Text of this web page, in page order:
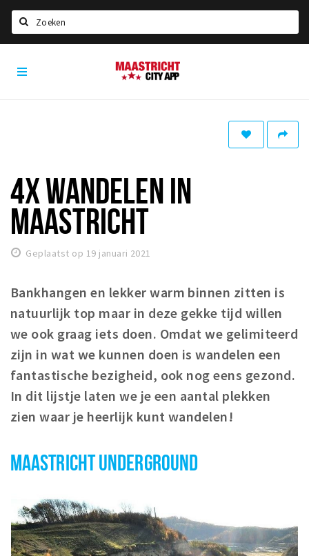
Home
Eten
Drinken
Slapen
Winkels
Winkelgebieden
Parkeren
Bezienswaardigheden
Musea, theaters & podia
Toeristische routes
Natuurgebieden
Baroniepoorten
Sport
Maastricht
City
4X WANDELEN IN
MAASTRICHT
Geplaatst op 19 januari 2021
Bankhangen en lekker warm binnen zitten is
natuurlijk top maar in deze gekke tijd willen
we ook graag iets doen. Omdat we gelimiteerd
zijn in wat we kunnen doen is wandelen een
fantastische bezigheid, ook nog eens gezond.
In dit lijstje laten we je een aantal plekken
zien waar je heerlijk kunt wandelen!
MAASTRICHT UNDERGROUND